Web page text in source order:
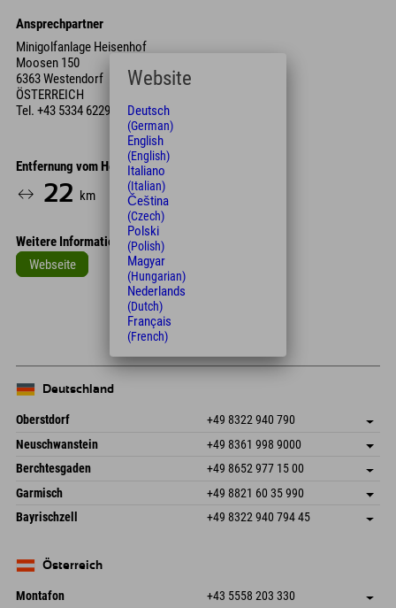
Ansprechpartner
Minigolfanlage Heisenhof
Moosen 150
6363 Westendorf
ÖSTERREICH
Tel. +43 5334 6229
Entfernung vom Hotel
22 km 25
Weitere Informationen
Webseite
Leaflet
Deutschland
Oberstdorf +49 8322 940 790
An der Breitach 3
87538 Fischen I. Allgäu
Deutschland
Adresse speichern
Anreiseinfos
Buchen
Neuschwanstein +49 8361 998 9000
An der Riese 45
87484 Nesselwang im Allgäu
Deutschland
Adresse speichern
Buchen
Berchtesgaden +49 8652 977 15 00
Hofreitstr. 7
83471 Schönau am Königssee
Deutschland
Adresse speichern
Anreiseinfos
Buchen
Garmisch +49 8821 60 35 990
Frickenstraße 22
82490 Farchant
Adresse speichern
Bayrischzell +49 8322 940 794 45
Deutschland
Österreich
Montafon +43 5558 203 330
Website
Deutsch
(German)
English
(English)
Italiano
(Italian)
Čeština
(Czech)
Polski
(Polish)
Magyar
(Hungarian)
Nederlands
(Dutch)
Français
(French)